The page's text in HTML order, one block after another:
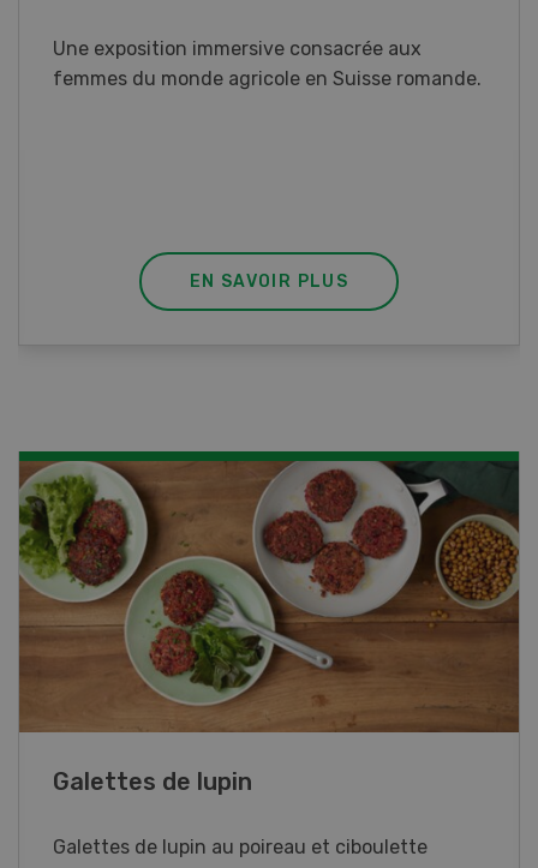
Vous élevez des poissons ou songez à le faire?
Ce cours vous équipe du savoir nécessaire. Si
EN SAVOIR PLUS
Rouleaux de printemps
Rouleaux de printemps aux poulet